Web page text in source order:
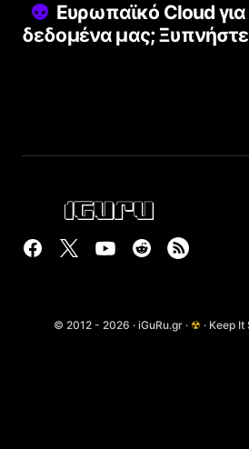
Ευρωπαϊκό Cloud για
δεδομένα μας; Ξυπνήστε
© 2012 - 2026 · iGuRu.gr · ☢ · Keep